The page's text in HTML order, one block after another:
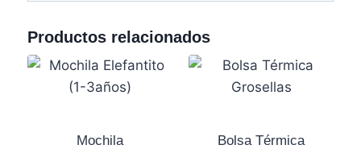
Productos relacionados
Mochila
Bolsa Térmica